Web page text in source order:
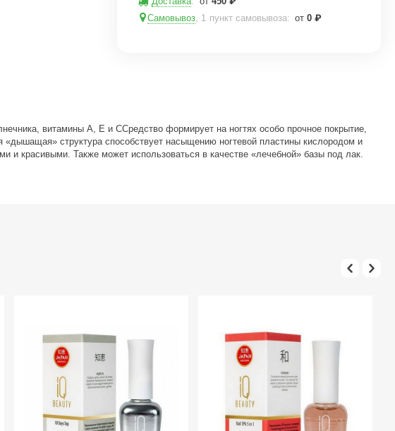
Самовывоз, 1 пункт самовывоза: от 0 ₽
витамины А, Е и ССредство формирует на ногтях особо прочное покрытие,
структура способствует насыщению ногтевой пластины кислородом и
и красивыми. Также может использоваться в качестве «лечебной» базы под лак.